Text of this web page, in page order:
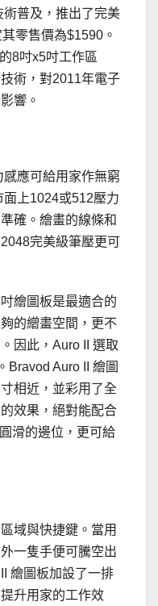
普及，推出了完美
零售價為$1590。
8吋x5吋工作區
術，對2011年電子
響。
應可給用家作無窮
上1024或512壓力
確。繪畫的線條和
完美級筆壓更可
繪圖板是最適合的
的繒畫空間，更不
因此，Auro II 選取
Bravod Auro II 繪圖
相近，並彩用了全
效果，絕對能配合
滑的邊位，更可給
域與快捷鍵。當用
一隻手便可騰空出
繪圖板加設了一排
升用家的工作效